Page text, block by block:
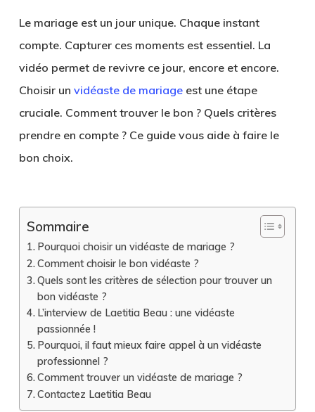
Le mariage est un jour unique. Chaque instant
compte. Capturer ces moments est essentiel. La
vidéo permet de revivre ce jour, encore et encore.
Choisir un vidéaste de mariageest une étape
cruciale. Comment trouver le bon ? Quels critères
prendre en compte ? Ce guide vous aide à faire le
bon choix.
Sommaire
Pourquoi choisir un vidéaste de mariage ?
Comment choisir le bon vidéaste ?
Quels sont les critères de sélection pour trouver un
bon vidéaste ?
L’interview de Laetitia Beau : une vidéaste
passionnée !
Pourquoi, il faut mieux faire appel à un vidéaste
professionnel ?
Comment trouver un vidéaste de mariage ?
Contactez Laetitia Beau